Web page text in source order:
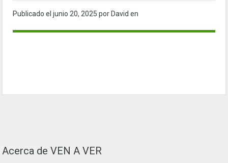
Publicado el junio 20, 2025 por David en
Acerca de VEN A VER